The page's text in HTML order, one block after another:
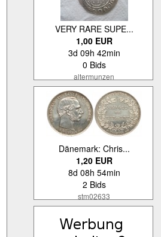
VERY RARE SUPE...
1,00 EUR
3d 09h 42min
0 Bids
altermunzen
Dänemark: Chris...
1,20 EUR
8d 08h 54min
2 Bids
stm02633